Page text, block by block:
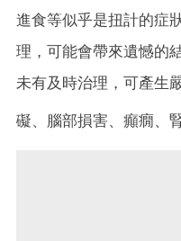
進食等似乎是扭計的症
理，可能會帶來遺憾的
未有及時治理，可產生
礙、腦部損害、癲癇、